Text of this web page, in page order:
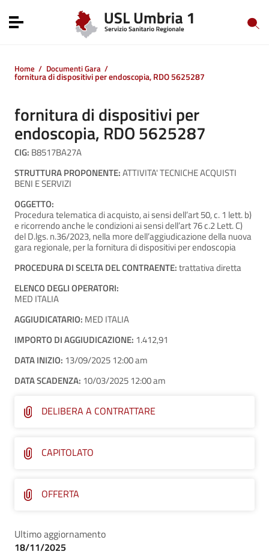
Vai al menu di navigazione
Toggle navigation
Home / Documenti Gara /
fornitura di dispositivi per endoscopia, RDO 5625287
fornitura di dispositivi per
endoscopia, RDO 5625287
CIG: B8517BA27A
STRUTTURA PROPONENTE:ATTIVITA' TECNICHE ACQUISTI
BENI E SERVIZI
OGGETTO:
Procedura telematica di acquisto, ai sensi dell’art 50, c. 1 lett. b)
e ricorrendo anche le condizioni ai sensi dell’art 76 c.2 Lett. C)
del D.lgs. n.36/2023, nella more dell’aggiudicazione della nuova
gara regionale, per la fornitura di dispositivi per endoscopia
PROCEDURA DI SCELTA DEL CONTRAENTE:trattativa diretta
ELENCO DEGLI OPERATORI:
MED ITALIA
AGGIUDICATARIO: MED ITALIA
IMPORTO DI AGGIUDICAZIONE: 1.412,91
DATA INIZIO: 13/09/2025 12:00 am
DATA SCADENZA: 10/03/2025 12:00 am
DELIBERA A CONTRATTARE
CAPITOLATO
OFFERTA
Ultimo aggiornamento
18/11/2025